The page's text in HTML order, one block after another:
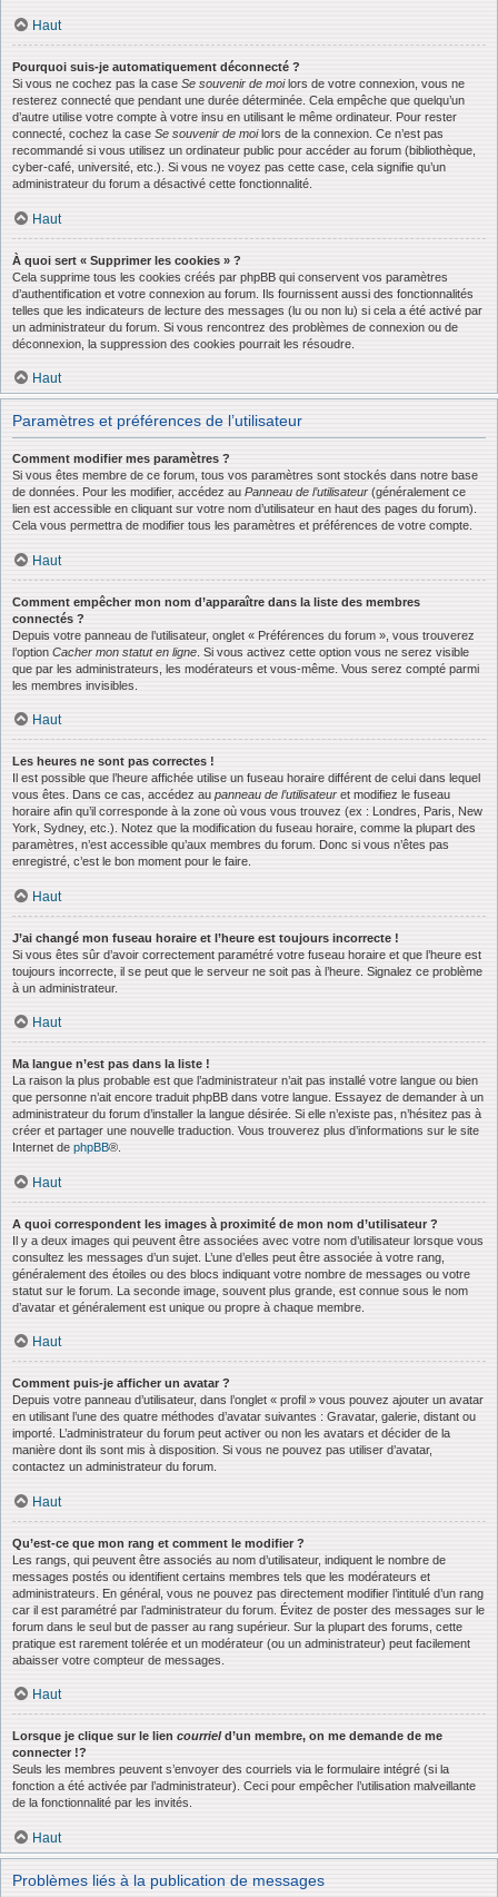
Haut
Pourquoi suis-je automatiquement déconnecté ?
Si vous ne cochez pas la case Se souvenir de moilors de votre connexion, vous ne
resterez connecté que pendant une durée déterminée. Cela empêche que quelqu’un
d’autre utilise votre compte à votre insu en utilisant le même ordinateur. Pour rester
connecté, cochez la case Se souvenir de moilors de la connexion. Ce n’est pas
recommandé si vous utilisez un ordinateur public pour accéder au forum (bibliothèque,
cyber-café, université, etc.). Si vous ne voyez pas cette case, cela signifie qu’un
administrateur du forum a désactivé cette fonctionnalité.
Haut
À quoi sert « Supprimer les cookies » ?
Cela supprime tous les cookies créés par phpBB qui conservent vos paramètres
d’authentification et votre connexion au forum. Ils fournissent aussi des fonctionnalités
telles que les indicateurs de lecture des messages (lu ou non lu) si cela a été activé par
un administrateur du forum. Si vous rencontrez des problèmes de connexion ou de
déconnexion, la suppression des cookies pourrait les résoudre.
Haut
Paramètres et préférences de l’utilisateur
Comment modifier mes paramètres ?
Si vous êtes membre de ce forum, tous vos paramètres sont stockés dans notre base
de données. Pour les modifier, accédez au Panneau de l’utilisateur (généralement ce
lien est accessible en cliquant sur votre nom d’utilisateur en haut des pages du forum).
Cela vous permettra de modifier tous les paramètres et préférences de votre compte.
Haut
Comment empêcher mon nom d’apparaître dans la liste des membres
connectés ?
Depuis votre panneau de l’utilisateur, onglet « Préférences du forum », vous trouverez
l’option Cacher mon statut en ligne . Si vous activez cette option vous ne serez visible
que par les administrateurs, les modérateurs et vous-même. Vous serez compté parmi
les membres invisibles.
Haut
Les heures ne sont pas correctes !
Il est possible que l’heure affichée utilise un fuseau horaire différent de celui dans lequel
vous êtes. Dans ce cas, accédez au panneau de l’utilisateur et modifiez le fuseau
horaire afin qu’il corresponde à la zone où vous vous trouvez (ex : Londres, Paris, New
York, Sydney, etc.). Notez que la modification du fuseau horaire, comme la plupart des
paramètres, n’est accessible qu’aux membres du forum. Donc si vous n’êtes pas
enregistré, c’est le bon moment pour le faire.
Haut
J’ai changé mon fuseau horaire et l’heure est toujours incorrecte !
Si vous êtes sûr d’avoir correctement paramétré votre fuseau horaire et que l’heure est
toujours incorrecte, il se peut que le serveur ne soit pas à l’heure. Signalez ce problème
à un administrateur.
Haut
Ma langue n’est pas dans la liste !
La raison la plus probable est que l’administrateur n’ait pas installé votre langue ou bien
que personne n’ait encore traduit phpBB dans votre langue. Essayez de demander à un
administrateur du forum d’installer la langue désirée. Si elle n’existe pas, n’hésitez pas à
créer et partager une nouvelle traduction. Vous trouverez plus d’informations sur le site
Internet de phpBB®.
Haut
A quoi correspondent les images à proximité de mon nom d’utilisateur ?
Il y a deux images qui peuvent être associées avec votre nom d’utilisateur lorsque vous
consultez les messages d’un sujet. L’une d’elles peut être associée à votre rang,
généralement des étoiles ou des blocs indiquant votre nombre de messages ou votre
statut sur le forum. La seconde image, souvent plus grande, est connue sous le nom
d’avatar et généralement est unique ou propre à chaque membre.
Haut
Comment puis-je afficher un avatar ?
Depuis votre panneau d’utilisateur, dans l’onglet « profil » vous pouvez ajouter un avatar
en utilisant l’une des quatre méthodes d’avatar suivantes : Gravatar, galerie, distant ou
importé. L’administrateur du forum peut activer ou non les avatars et décider de la
manière dont ils sont mis à disposition. Si vous ne pouvez pas utiliser d’avatar,
contactez un administrateur du forum.
Haut
Qu’est-ce que mon rang et comment le modifier ?
Les rangs, qui peuvent être associés au nom d’utilisateur, indiquent le nombre de
messages postés ou identifient certains membres tels que les modérateurs et
administrateurs. En général, vous ne pouvez pas directement modifier l’intitulé d’un rang
car il est paramétré par l’administrateur du forum. Évitez de poster des messages sur le
forum dans le seul but de passer au rang supérieur. Sur la plupart des forums, cette
pratique est rarement tolérée et un modérateur (ou un administrateur) peut facilement
abaisser votre compteur de messages.
Haut
Lorsque je clique sur le lien courrield’un membre, on me demande de me
connecter !?
Seuls les membres peuvent s’envoyer des courriels via le formulaire intégré (si la
fonction a été activée par l’administrateur). Ceci pour empêcher l’utilisation malveillante
de la fonctionnalité par les invités.
Haut
Problèmes liés à la publication de messages